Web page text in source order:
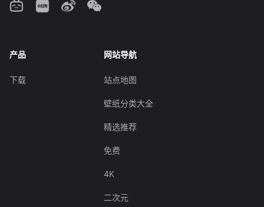
产品
下载
网站导航
站点地图
壁纸分类大全
精选推荐
免费
4K
二次元